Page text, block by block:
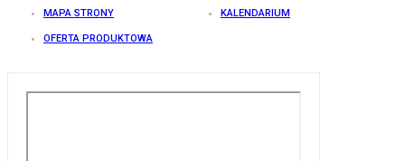
MAPA STRONY KALENDARIUM
OFERTA PRODUKTOWA